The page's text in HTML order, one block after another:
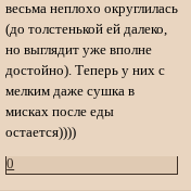
весьма неплохо округлилась
(до толстенькой ей далеко,
но выглядит уже вполне
достойно). Теперь у них с
мелким даже сушка в
мисках после еды
остается))))
0